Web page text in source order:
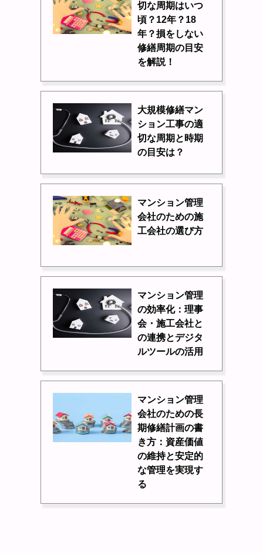
切な周期はいつ
頃？12年？18
年？損をしない
修繕周期の目安
を解説！
大規模修繕マン
ション工事の適
切な周期と時期
の目安は？
マンション管理
会社のための施
工会社の選び方
マンション管理
の効率化：理事
会・施工会社と
の連携とデジタ
ルツールの活用
マンション管理
会社のための長
期修繕計画の書
き方：資産価値
の維持と安定的
な管理を実現す
る